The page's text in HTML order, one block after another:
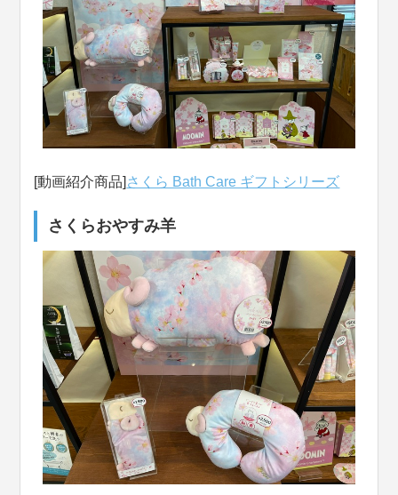
[動画紹介商品] さくら Bath Care ギフトシリーズ
さくらおやすみ羊